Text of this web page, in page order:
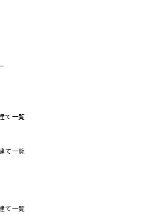
野～仙台]
線 [各駅停車]
孫子～成田]
動!!◆京成押上線「京成立石」駅徒歩10分◆
屋」駅徒歩15分〈3駅2路線...
イコンを
示されます
磐エリア(16)
松戸市(4)
て一覧
て一覧
て一覧